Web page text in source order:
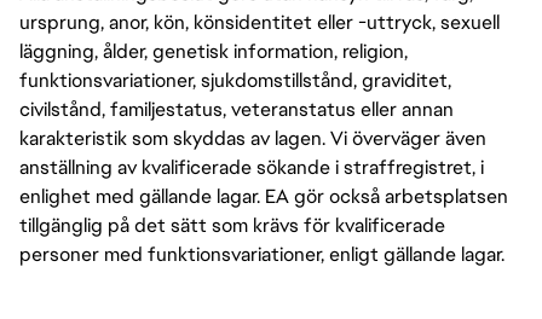
ursprung, anor, kön, könsidentitet eller -uttryck, sexuell
läggning, ålder, genetisk information, religion,
funktionsvariationer, sjukdomstillstånd, graviditet,
civilstånd, familjestatus, veteranstatus eller annan
karakteristik som skyddas av lagen. Vi överväger även
anställning av kvalificerade sökande i straffregistret, i
enlighet med gällande lagar. EA gör också arbetsplatsen
tillgänglig på det sätt som krävs för kvalificerade
personer med funktionsvariationer, enligt gällande lagar.